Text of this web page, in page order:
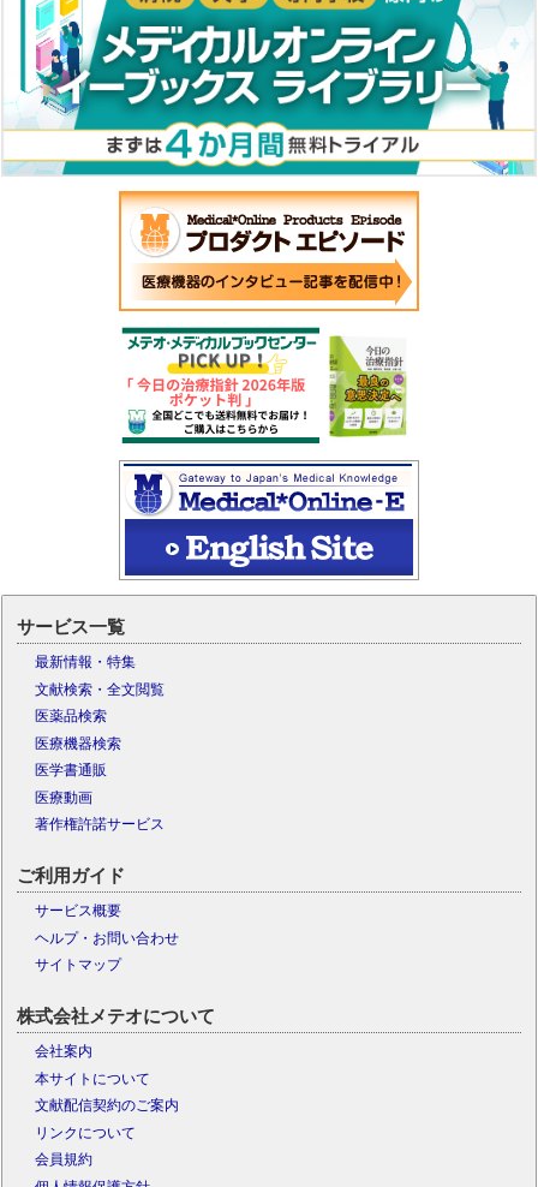
サービス一覧
最新情報・特集
文献検索・全文閲覧
医薬品検索
医療機器検索
医学書通販
医療動画
著作権許諾サービス
ご利用ガイド
サービス概要
ヘルプ・お問い合わせ
サイトマップ
株式会社メテオについて
会社案内
本サイトについて
文献配信契約のご案内
リンクについて
会員規約